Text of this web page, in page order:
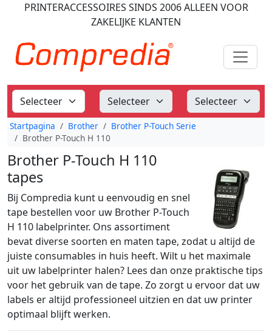
PRINTERACCESSOIRES SINDS 2006ALLEEN VOOR
ZAKELIJKE KLANTEN
Startpagina Brother
Brother P-Touch Serie
Brother P-Touch H 110
Brother P-Touch H 110
tapes
Bij Compredia kunt u eenvoudig en snel
tape bestellen voor uw Brother P-Touch
H 110 labelprinter. Ons assortiment
bevat diverse soorten en maten tape, zodat u altijd de
juiste consumables in huis heeft. Wilt u het maximale
uit uw labelprinter halen? Lees dan onze praktische tips
voor het gebruik van de tape. Zo zorgt u ervoor dat uw
labels er altijd professioneel uitzien en dat uw printer
optimaal blijft werken.